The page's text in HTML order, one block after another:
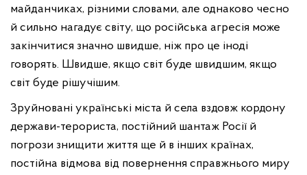
майданчиках, різними словами, але однаково чесно
й сильно нагадує світу, що російська агресія може
закінчитися значно швидше, ніж про це іноді
говорять. Швидше, якщо світ буде швидшим, якщо
світ буде рішучішим.
Зруйновані українські міста й села вздовж кордону
держави-терориста, постійний шантаж Росії й
погрози знищити життя ще й в інших країнах,
постійна відмова від повернення справжнього миру